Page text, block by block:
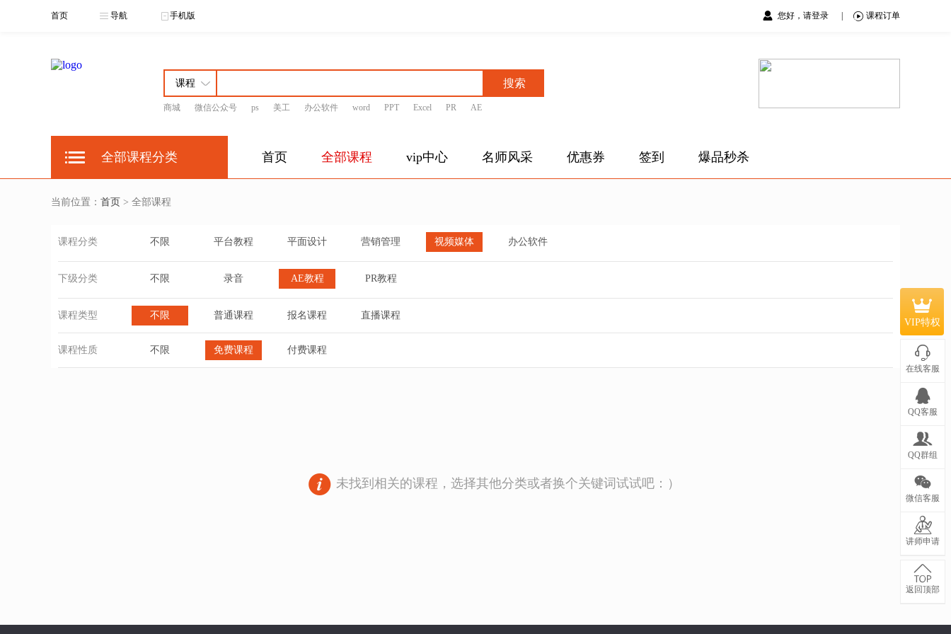
首页 导航 手机版 您好，请登录 课程订单
搜索
商城 微信公众号 ps 美工 办公软件 word PPT Excel PR AE
全部课程分类 首页 全部课程 vip中心 名师风采 优惠券 签到 爆品秒杀
当前位置： 首页 > 全部课程
课程分类 不限 平台教程 平面设计 营销管理 视频媒体 办公软件
下级分类 不限 录音 AE教程 PR教程
课程类型 不限 普通课程 报名课程 直播课程
课程性质 不限 免费课程 付费课程
未找到相关的课程，选择其他分类或者换个关键词试试吧：）
VIP特权
在线客服
QQ客服
QQ群组
微信客服
讲师申请
返回顶部